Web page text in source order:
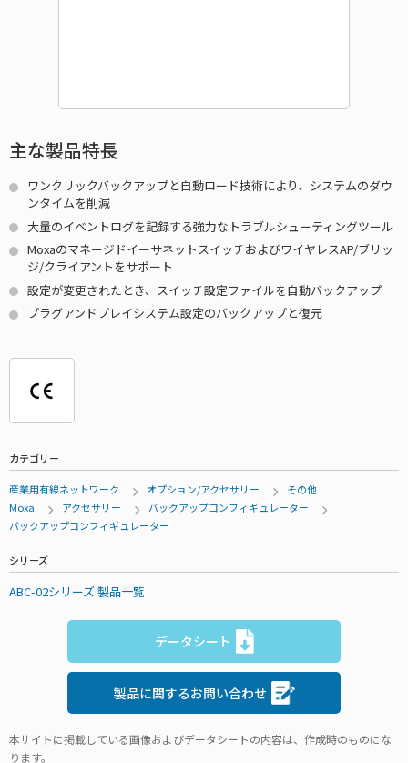
主な製品特長
ワンクリックバックアップと自動ロード技術により、システムのダウ
ンタイムを削減
大量のイベントログを記録する強力なトラブルシューティングツール
MoxaのマネージドイーサネットスイッチおよびワイヤレスAP/ブリッ
ジ/クライアントをサポート
設定が変更されたとき、スイッチ設定ファイルを自動バックアップ
プラグアンドプレイシステム設定のバックアップと復元
カテゴリー
産業用有線ネットワーク オプション/アクセサリー
その他
Moxa
アクセサリー
バックアップコンフィギュレーター
バックアップコンフィギュレーター
シリーズ
ABC-02シリーズ 製品一覧
データシート
製品に関するお問い合わせ
本サイトに掲載している画像およびデータシートの内容は、作成時のものにな
ります。